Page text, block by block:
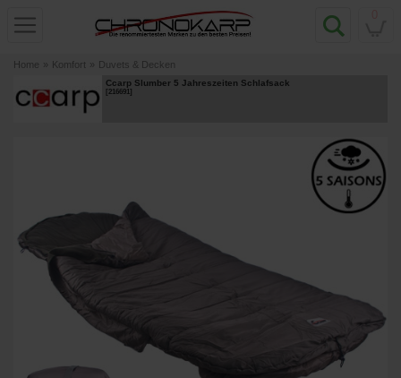
Home » Komfort » Duvets & Decken
Ccarp Slumber 5 Jahreszeiten Schlafsack
[216691]